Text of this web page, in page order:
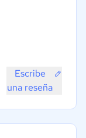
Escribe
una reseña